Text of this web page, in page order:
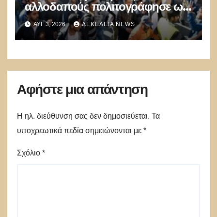
αλλοδαπούς πολιτογράφησε ως
«Έλληνες» η κυβέρνηση!
ΑΥΓ 3, 2026 ΔΕΚΈΛΕΙΑ NEWS
Αφήστε μια απάντηση
Η ηλ. διεύθυνση σας δεν δημοσιεύεται. Τα
υποχρεωτικά πεδία σημειώνονται με *
Σχόλιο *